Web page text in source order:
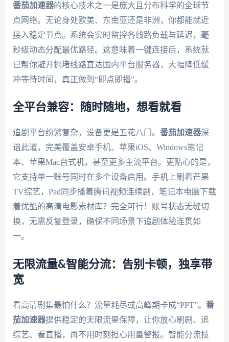
番茄加速器的核心技术之一是庞大且分布科学的全球节
点网络。无论身处欧美、东南亚还是非洲，你都能就近
接入稳定节点。系统会实时监控各线路负载与延迟，毫
秒级动态分配最优路径。这意味着一键连接后，系统就
已帮你避开拥堵线路直达国内平台服务器，大幅降低缓
冲等待时间，真正做到“即点即播”。
全平台兼容：随时随地，想看就看
追剧平台纷繁复杂，设备更是五花八门。 番茄加速器深
谙此道，完美覆盖安卓手机、苹果iOS、Windows笔记
本、苹果Mac台式机，甚至更多主流平台。更贴心的是，
它支持单一账号同时在多个设备启用。手机上刷着芒果
TV综艺，Pad同步播着腾讯视频连续剧，笔记本电脑下载
着优酷的高清电影素材库？完全可行！账号状态无缝切
换，无需反复登录，确保不同场景下追剧体验连贯如
一。
无限流量&智能分流：告别卡顿，独享带
宽
看高清剧集最怕什么？流量耗尽或高峰期卡成“PPT”。 番
茄加速器提供稳定的无限流量保障，让你放心刷剧、追
综艺、看直播，再不用时刻担心用量警报。智能分流技